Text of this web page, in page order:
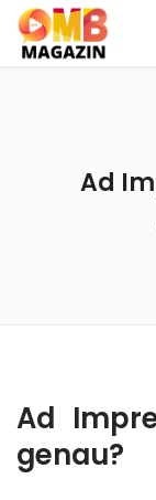
Ad
Ad
genau?